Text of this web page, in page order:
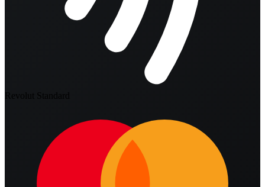
Revolut Standard